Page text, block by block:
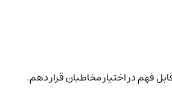
فهم در اختیار مخاطبان قرار دهم.